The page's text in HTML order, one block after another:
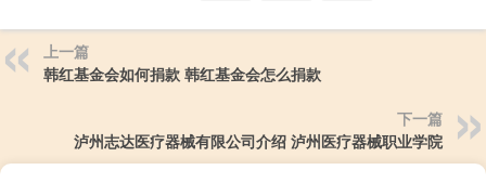
上一篇
韩红基金会如何捐款 韩红基金会怎么捐款
下一篇
泸州志达医疗器械有限公司介绍 泸州医疗器械职业学院